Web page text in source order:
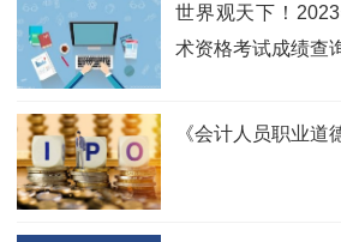
世界观天下！
术资格考试成绩查
《会计人员职业道